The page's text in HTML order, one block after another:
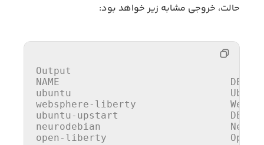
حالت، خروجی مشابه زیر خواهد بود:
Output
NAME
ubuntu
websphere-liberty
ubuntu-upstart
neurodebian
open-liberty Open